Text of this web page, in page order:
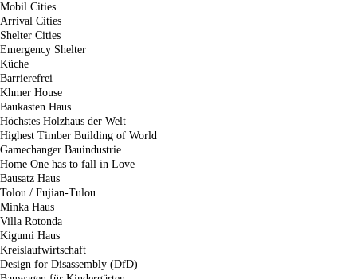
Mobil Cities
Arrival Cities
Shelter Cities
Emergency Shelter
Küche
Barrierefrei
Khmer House
Baukasten Haus
Höchstes Holzhaus der Welt
Highest Timber Building of World
Gamechanger Bauindustrie
Home One has to fall in Love
Bausatz Haus
Tolou / Fujian-Tulou
Minka Haus
Villa Rotonda
Kigumi Haus
Kreislaufwirtschaft
Design for Disassembly (DfD)